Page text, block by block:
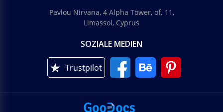
Pavlou Nirvana, 4 Alpha Tower, of. 11,
Limassol, Cyprus
SOZIALE MEDIEN
Trustpilot